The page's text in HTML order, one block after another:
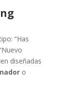
“Has
diseñadas
o